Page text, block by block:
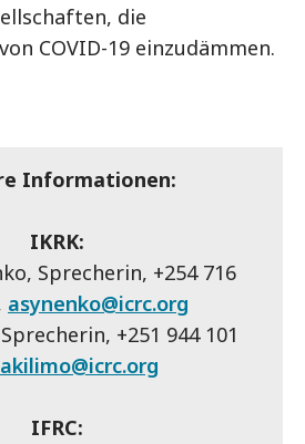
die
COVID-19 einzudämmen.
Informationen:
IKRK:
Sprecherin, +254 716
asynenko@icrc.org
+251 944 101
akilimo@icrc.org
IFRC: